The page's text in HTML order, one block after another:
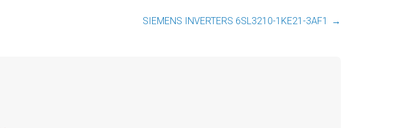
SIEMENS INVERTERS 6SL3210-1KE21-3AF1 →